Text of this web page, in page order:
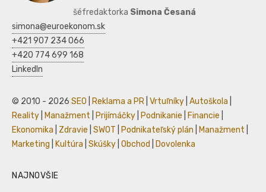
šéfredaktorka Simona Česaná
simona@euroekonom.sk
+421 907 234 066
+420 774 699 168
LinkedIn
© 2010 - 2026 SEO Reklama a PR Vrtuľníky Autoškola
Reality
Manažment Prijímáčky Podnikanie Financie
Ekonomika
Zdravie SWOT Podnikateľský plán Manažment
Marketing
Kultúra Skúšky Obchod Dovolenka
NAJNOVŠIE